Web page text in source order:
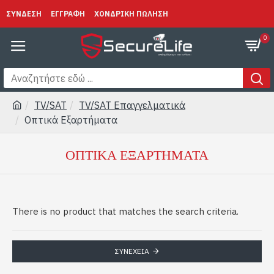
ΣΥΝΔΕΣΗ ΕΓΓΡΑΦΗ ΧΟΝΔΡΙΚΗ ΠΩΛΗΣΗ
0
TV/SAT
TV/SAT Επαγγελματικά
Οπτικά Εξαρτήματα
ΟΠΤΙΚΆ ΕΞΑΡΤΉΜΑΤΑ
There is no product that matches the search criteria.
ΣΥΝΈΧΕΙΑ